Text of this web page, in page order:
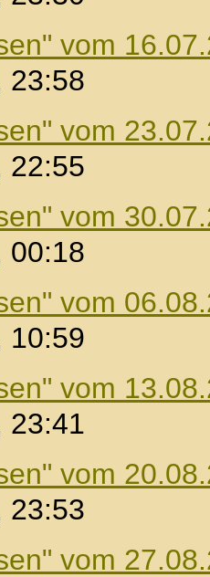
vom
23:58
vom
22:55
vom
00:18
vom
10:59
vom
23:41
vom
23:53
vom